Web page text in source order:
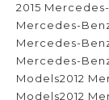
2015
Mercedes-
Mercedes-
Mercedes-
Models2012
Models2012